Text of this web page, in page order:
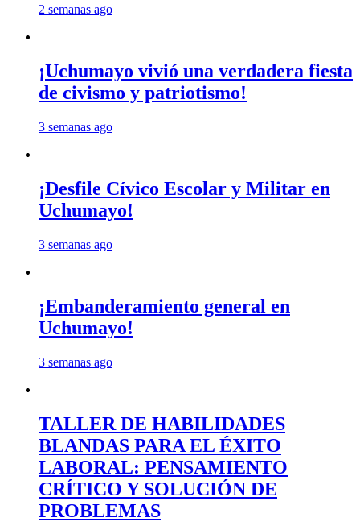
2 semanas ago
¡Uchumayo vivió una verdadera fiesta
de civismo y patriotismo!
3 semanas ago
¡Desfile Cívico Escolar y Militar en
Uchumayo!
3 semanas ago
¡Embanderamiento general en
Uchumayo!
3 semanas ago
TALLER DE HABILIDADES
BLANDAS PARA EL ÉXITO
LABORAL: PENSAMIENTO
CRÍTICO Y SOLUCIÓN DE
PROBLEMAS